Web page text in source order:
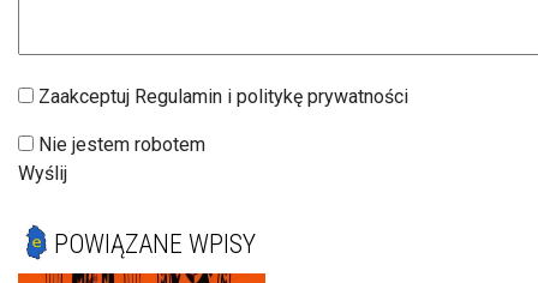
Zaakceptuj Regulamin i politykę prywatności
Nie jestem robotem
Wyślij
POWIĄZANE WPISY